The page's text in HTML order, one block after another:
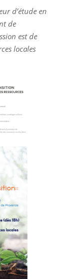
d’étude en
de
est de
locales